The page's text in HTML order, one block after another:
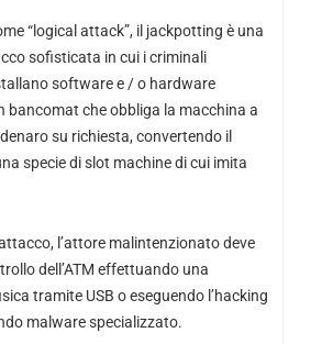
“logical attack”, il jackpotting è una
sofisticata in cui i criminali
software e / o hardware
bancomat che obbliga la macchina a
su richiesta, convertendo il
specie di slot machine di cui imita
l’attore malintenzionato deve
dell’ATM effettuando una
tramite USB o eseguendo l’hacking
malware specializzato.